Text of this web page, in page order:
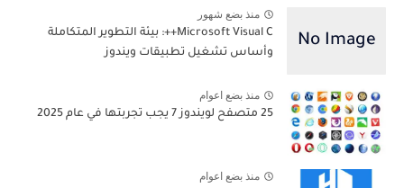
منذ بضع شهور
Microsoft Visual C++: بيئة التطوير المتكاملة
وأساس تشغيل تطبيقات ويندوز
منذ بضع اعوام
25 متصفح لويندوز 7 يجب تجربتها في عام 2025
منذ بضع اعوام